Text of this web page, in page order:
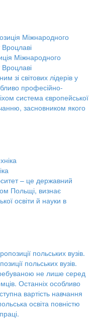
Міжнародного
Вроцлаві
зі світових лідерів у
професійно-
система європейської
засновником якого
– це державний
Польщі, визнає
освіти й науки в
польських вузів.
не лише серед
Останніх особливо
вартість навчання
освіта повністю